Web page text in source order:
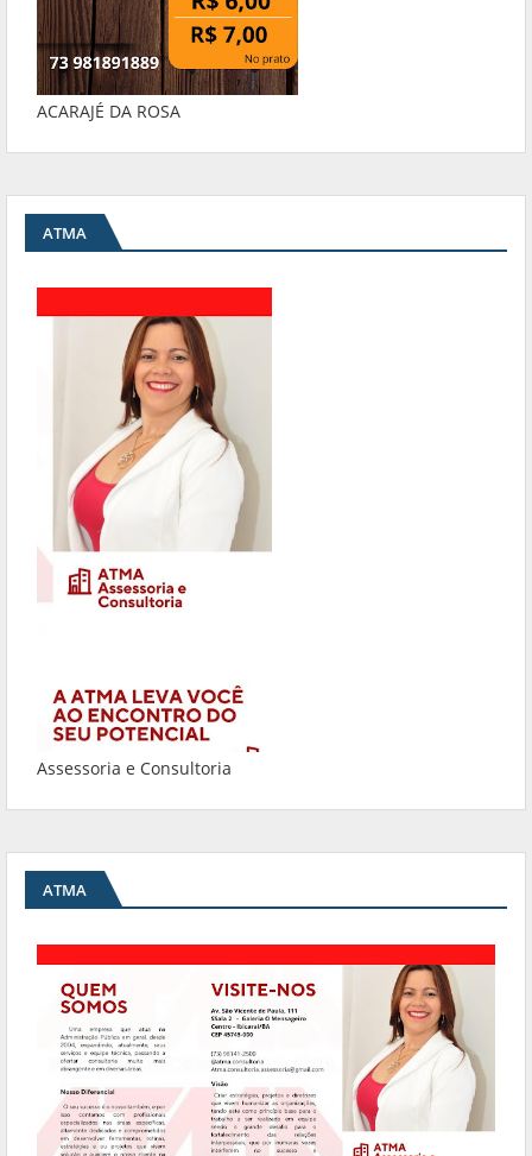
ACARAJÉ DA ROSA
ATMA
Assessoria e Consultoria
ATMA